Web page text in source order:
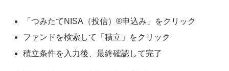
「つみたてNISA（投信）®申込み」をクリック
ファンドを検索して「積立」をクリック
積立条件を入力後、最終確認して完了